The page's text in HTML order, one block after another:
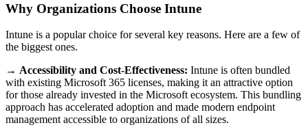
Why Organizations Choose Intune
Intune is a popular choice for several key reasons. Here are a few of
the biggest ones.
→ Accessibility and Cost-Effectiveness: Intune is often bundled
with existing Microsoft 365 licenses, making it an attractive option
for those already invested in the Microsoft ecosystem. This bundling
approach has accelerated adoption and made modern endpoint
management accessible to organizations of all sizes.